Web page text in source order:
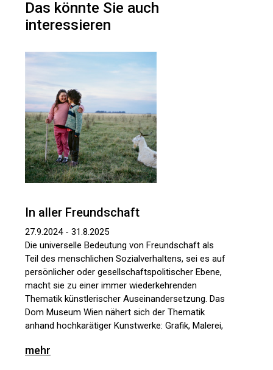
Das könnte Sie auch
interessieren
In aller Freundschaft
27.9.2024 - 31.8.2025
Die universelle Bedeutung von Freundschaft als
Teil des menschlichen Sozialverhaltens, sei es auf
persönlicher oder gesellschaftspolitischer Ebene,
macht sie zu einer immer wiederkehrenden
Thematik künstlerischer Auseinandersetzung. Das
Dom Museum Wien nähert sich der Thematik
anhand hochkarätiger Kunstwerke: Grafik, Malerei,
bilden zusammen einen Raum zur Erforschung
mehr